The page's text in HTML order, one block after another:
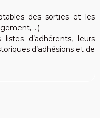
des sorties et les
…)
d’adhérents, leurs
d’adhésions et de